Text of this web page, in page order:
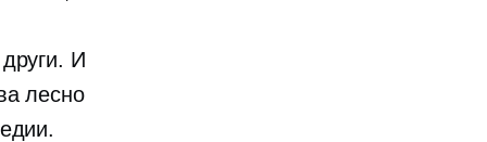
И
лесно